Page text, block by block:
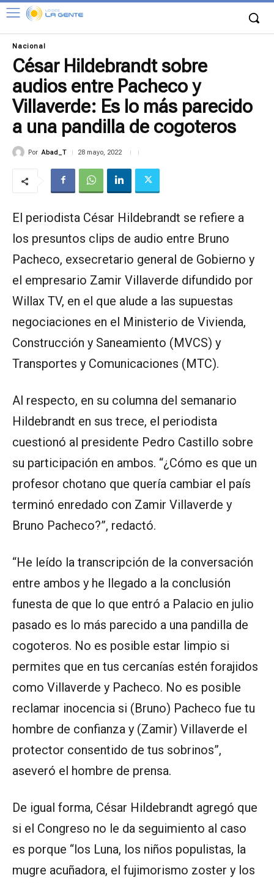
Nacional
César Hildebrandt sobre
audios entre Pacheco y
Villaverde: Es lo más parecido
a una pandilla de cogoteros
Por Abad_T 28 mayo, 2022
El periodista César Hildebrandt se refiere a
los presuntos clips de audio entre Bruno
Pacheco, exsecretario general de Gobierno y
el empresario Zamir Villaverde difundido por
Willax TV, en el que alude a las supuestas
negociaciones en el Ministerio de Vivienda,
Construcción y Saneamiento (MVCS) y
Transportes y Comunicaciones (MTC).
Al respecto, en su columna del semanario
Hildebrandt en sus trece, el periodista
cuestionó al presidente Pedro Castillo sobre
su participación en ambos. “¿Cómo es que un
profesor chotano que quería cambiar el país
terminó enredado con Zamir Villaverde y
Bruno Pacheco?”, redactó.
“He leído la transcripción de la conversación
entre ambos y he llegado a la conclusión
funesta de que lo que entró a Palacio en julio
pasado es lo más parecido a una pandilla de
cogoteros. No es posible estar limpio si
permites que en tus cercanías estén forajidos
como Villaverde y Pacheco. No es posible
reclamar inocencia si (Bruno) Pacheco fue tu
hombre de confianza y (Zamir) Villaverde el
protector consentido de tus sobrinos”,
aseveró el hombre de prensa.
De igual forma, César Hildebrandt agregó que
si el Congreso no le da seguimiento al caso
es porque “los Luna, los niños populistas, la
mugre acuñadora, el fujimorismo zoster y los